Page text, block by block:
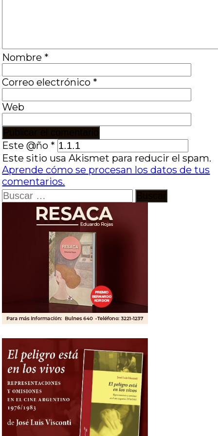
Nombre *
Correo electrónico *
Web
Este @ño *
Este sitio usa Akismet para reducir el spam.
Aprende cómo se procesan los datos de tus
comentarios.
Buscar: